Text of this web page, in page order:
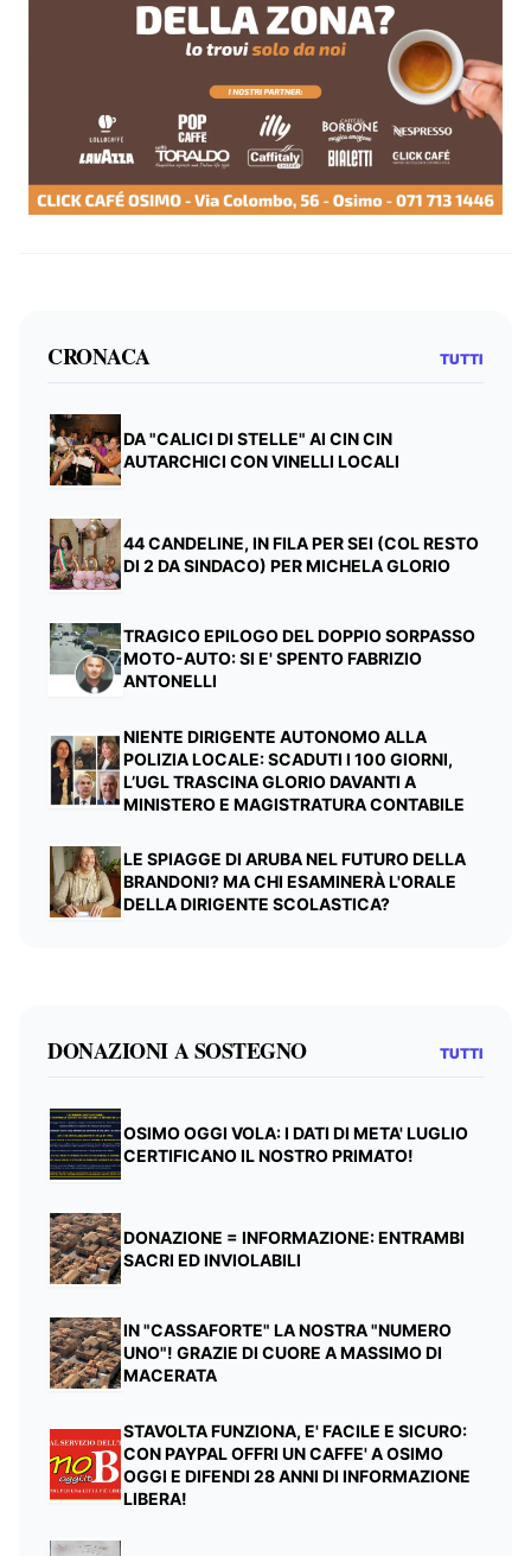
CRONACA TUTTI
DA "CALICI DI STELLE" AI CIN CIN
AUTARCHICI CON VINELLI LOCALI
44 CANDELINE, IN FILA PER SEI (COL RESTO
DI 2 DA SINDACO) PER MICHELA GLORIO
TRAGICO EPILOGO DEL DOPPIO SORPASSO
MOTO-AUTO: SI E' SPENTO FABRIZIO
ANTONELLI
NIENTE DIRIGENTE AUTONOMO ALLA
POLIZIA LOCALE: SCADUTI I 100 GIORNI,
L’UGL TRASCINA GLORIO DAVANTI A
MINISTERO E MAGISTRATURA CONTABILE
LE SPIAGGE DI ARUBA NEL FUTURO DELLA
BRANDONI? MA CHI ESAMINERÀ L'ORALE
DELLA DIRIGENTE SCOLASTICA?
DONAZIONI A SOSTEGNO TUTTI
OSIMO OGGI VOLA: I DATI DI META' LUGLIO
CERTIFICANO IL NOSTRO PRIMATO!
DONAZIONE = INFORMAZIONE: ENTRAMBI
SACRI ED INVIOLABILI
IN "CASSAFORTE" LA NOSTRA "NUMERO
UNO"! GRAZIE DI CUORE A MASSIMO DI
MACERATA
STAVOLTA FUNZIONA, E' FACILE E SICURO:
CON PAYPAL OFFRI UN CAFFE' A OSIMO
OGGI E DIFENDI 28 ANNI DI INFORMAZIONE
LIBERA!